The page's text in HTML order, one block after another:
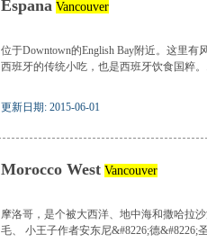
Espana Vancouver
位于Downtown的English Bay附近。这里有
西班牙的传统小吃，也是西班牙饮食国粹
更新日期: 2015-06-01
Morocco West Vancouver
摩洛哥，是个被大西洋、地中海和撒哈拉
毛、 小王子作者安东尼&#8226;德&#8226;